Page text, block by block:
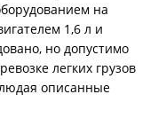
на
1,6 л и
но допустимо
легких грузов
описанные